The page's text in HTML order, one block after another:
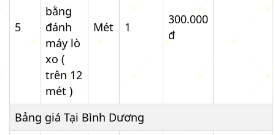
5
bằng
đánh
máy lò
xo (
trên 12
mét )
Mét 1
300.000
đ
Bảng giá Tại Bình Dương